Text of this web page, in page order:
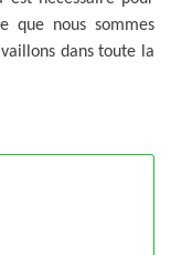
que nous sommes
dans toute la